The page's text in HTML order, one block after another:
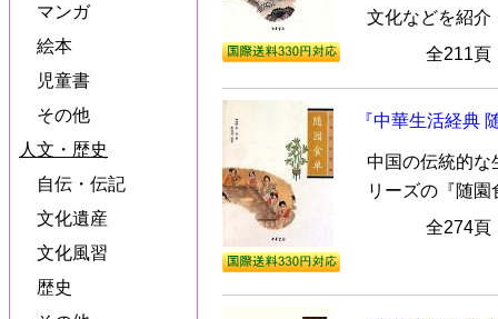
マンガ
絵本
児童書
その他
人文・歴史
自伝・伝記
文化遺産
文化風習
歴史
文化などを紹介
全211
『中華生活経典
中国の伝統的な
リーズの『随園
全274